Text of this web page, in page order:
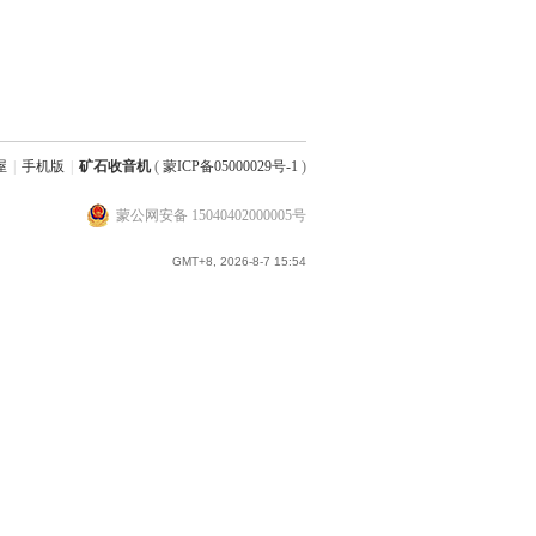
手机版 矿石收音机( 蒙ICP备05000029号-1 )
蒙公网安备 15040402000005号
GMT+8, 2026-8-7 15:54